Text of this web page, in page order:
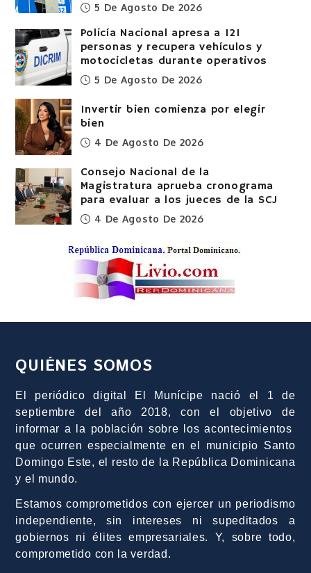
5 De Agosto De 2026
Policía Nacional apresa a 121
personas y recupera vehículos y
motocicletas durante operativos
5 De Agosto De 2026
Invertir bien comienza por elegir
bien
4 De Agosto De 2026
Consejo Nacional de la
Magistratura aprueba cronograma
para evaluar a los jueces de la SCJ
4 De Agosto De 2026
QUIÉNES SOMOS
El periódico digital El Munícipe nació el 1 de
septiembre del año 2018, con el objetivo de
informar a la población sobre los acontecimientos
que ocurren especialmente en el municipio Santo
Domingo Este, el resto de la República Dominicana
y el mundo.
Estamos comprometidos con ejercer un periodismo
independiente, sin intereses ni supeditados a
gobiernos ni élites empresariales. Y, sobre todo,
comprometido con la verdad.